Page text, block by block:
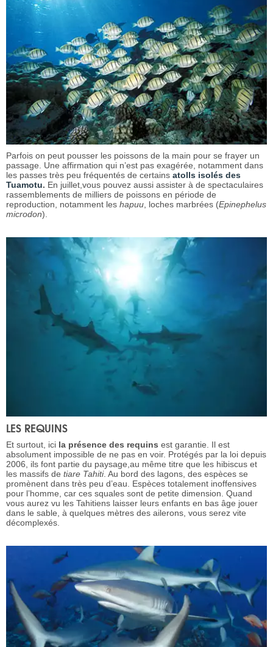
Parfois on peut pousser les poissons de la main pour se frayer un
passage. Une affirmation qui n’est pas exagérée, notamment dans
les passes très peu fréquentés de certains atolls isolés des
Tuamotu. En juillet,vous pouvez aussi assister à de spectaculaires
rassemblements de milliers de poissons en période de
reproduction, notamment les hapuu , loches marbrées (Epinephelus
microdon).
LES REQUINS
Et surtout, ici la présence des requins est garantie. Il est
absolument impossible de ne pas en voir. Protégés par la loi depuis
2006, ils font partie du paysage,au même titre que les hibiscus et
les massifs de tiare Tahiti. Au bord des lagons, des espèces se
promènent dans très peu d’eau. Espèces totalement inoffensives
pour l’homme, car ces squales sont de petite dimension. Quand
vous aurez vu les Tahitiens laisser leurs enfants en bas âge jouer
dans le sable, à quelques mètres des ailerons, vous serez vite
décomplexés.